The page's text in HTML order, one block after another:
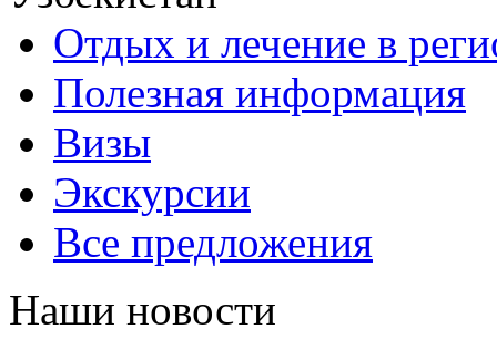
Отдых и лечение в
Полезная информация
Визы
Экскурсии
Все предложения
Наши новости